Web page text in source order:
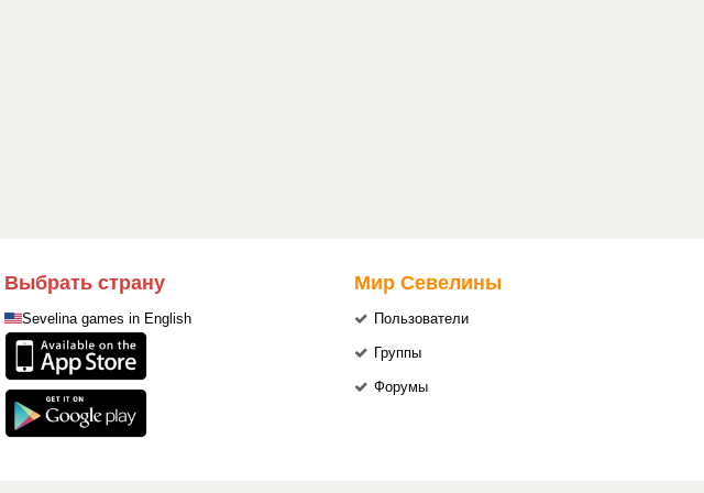
Выбрать страну
Sevelina games in English
Мир Севелины
Пользователи
Группы
Форумы